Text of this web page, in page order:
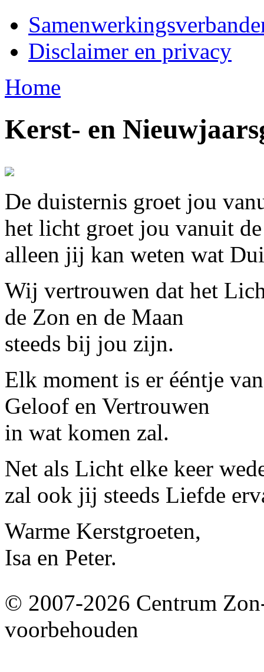
Disclaimer en privacy
You are here
Home
Kerst- en
De duisternis groet jou
het licht groet jou vanuit
alleen jij kan weten wat
Wij vertrouwen dat het
de Zon en de Maan
steeds bij jou zijn.
Elk moment is er ééntje
Geloof en Vertrouwen
in wat komen zal.
Net als Licht elke keer
zal ook jij steeds Liefde
Warme Kerstgroeten,
Isa en Peter.
© 2007-2026 Centrum
voorbehouden